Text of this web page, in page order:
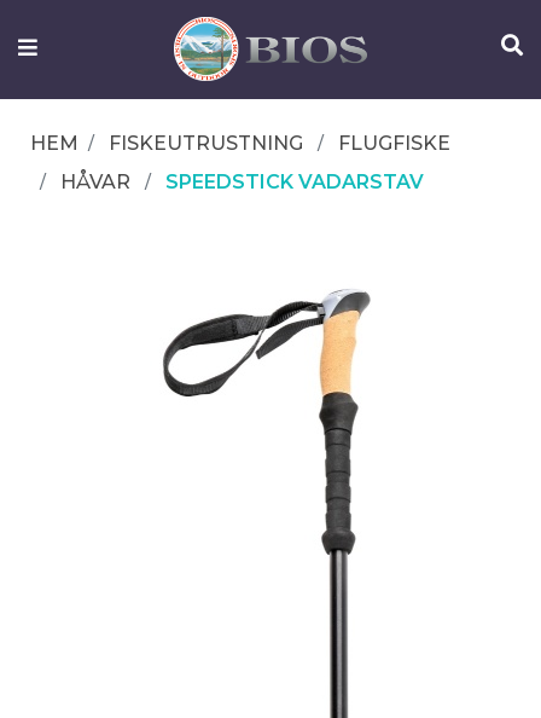
FISKEUTRUSTNING
OM
IFISH
HEM FISKEUTRUSTNING
FLUGFISKE
HÅVAR
SPEEDSTICK VADARSTAV